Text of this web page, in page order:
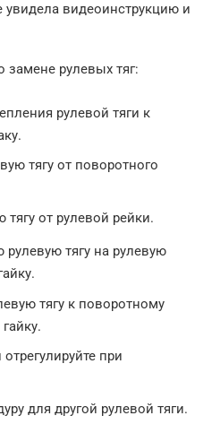
видеоинструкцию и
замене рулевых тяг:
рулевой тяги к
тягу от поворотного
тягу от рулевой рейки.
рулевую тягу на рулевую
тягу к поворотному
при
для другой рулевой тяги.